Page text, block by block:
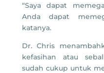
“Saya dapat
Anda dapat
katanya.
Dr. Chris
kefasihan atau
sudah cukup untuk